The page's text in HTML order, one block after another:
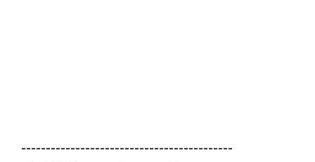
-------------------------------------------